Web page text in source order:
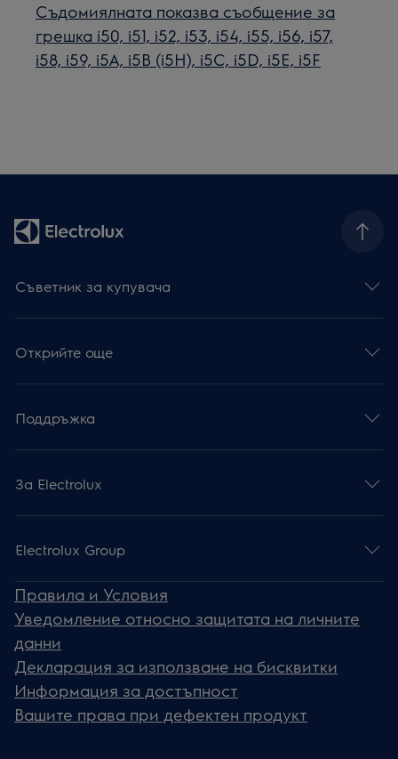
Съдомиялната показва съобщение за
грешка i50, i51, i52, i53, i54, i55, i56, i57,
i58, i59, i5A, i5B (i5H), i5C, i5D, i5E, i5F
Съветник за купувача
Открийте още
Поддръжка
За Electrolux
Electrolux Group
Правила и Условия
Уведомление относно защитата на личните
данни
Декларация за използване на бисквитки
Информация за достъпност
Вашите права при дефектен продукт